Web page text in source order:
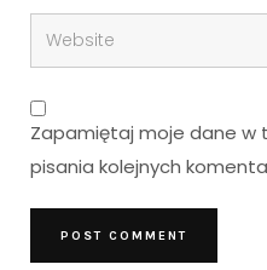
Zapamiętaj moje dane w
pisania kolejnych